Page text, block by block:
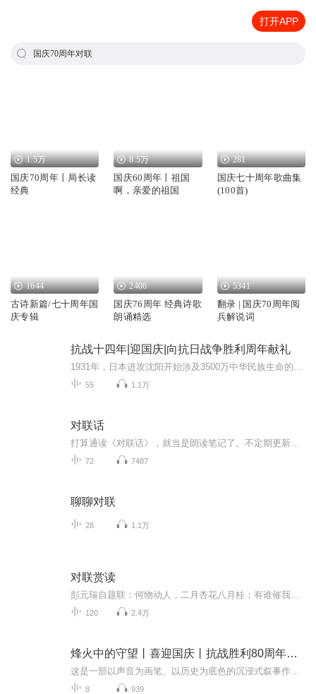
打开APP
国庆70周年对联
1.5万
国庆70周年丨局长读
经典
8.5万
国庆60周年丨祖国
啊，亲爱的祖国
281
国庆七十周年歌曲集
(100首)
1644
古诗新篇/七十周年国
庆专辑
2406
国庆76周年 经典诗歌
朗诵精选
5341
翻录 | 国庆70周年阅
兵解说词
抗战十四年|迎国庆|向抗日战争胜利周年献礼
55 1.1万
对联话
72 7487
聊聊对联
28 1.1万
对联赏读
120 2.4万
烽火中的守望丨喜迎国庆丨抗战胜利80周年丨广播剧
8 939